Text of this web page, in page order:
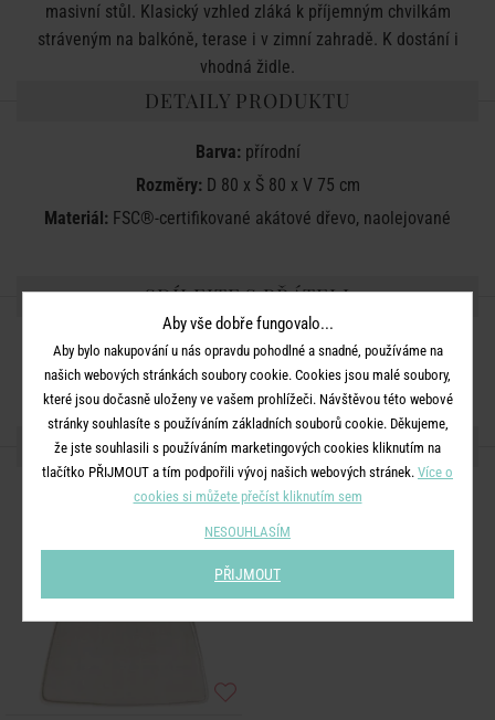
masivní stůl. Klasický vzhled zláká k příjemným chvilkám
stráveným na balkóně, terase i v zimní zahradě. K dostání i
vhodná židle.
DETAILY PRODUKTU
Barva:přírodní
Rozměry:D 80 x Š 80 x V 75 cm
Materiál: FSC®-certifikované akátové dřevo, naolejované
SDÍLEJTE S PŘÁTELI
DALŠÍ PRODUKTY ZE SÉRIE
Aby vše dobře fungovalo...
Aby bylo nakupování u nás opravdu pohodlné a snadné, používáme na
našich webových stránkách soubory cookie. Cookies jsou malé soubory,
které jsou dočasně uloženy ve vašem prohlížeči. Návštěvou této webové
stránky souhlasíte s používáním základních souborů cookie. Děkujeme,
že jste souhlasili s používáním marketingových cookies kliknutím na
tlačítko PŘIJMOUT a tím podpořili vývoj našich webových stránek. Více o
cookies si můžete přečíst kliknutím sem
NESOUHLASÍM
PŘIJMOUT